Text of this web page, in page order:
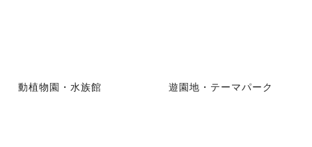
動植物園・水族館 遊園地・テーマパーク